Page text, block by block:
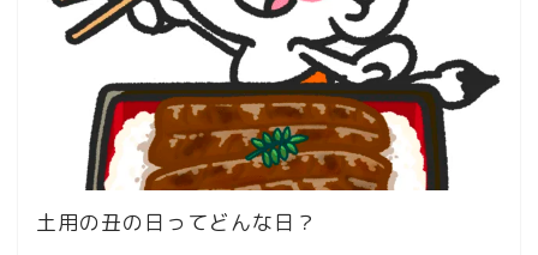
土用の丑の日ってどんな日？